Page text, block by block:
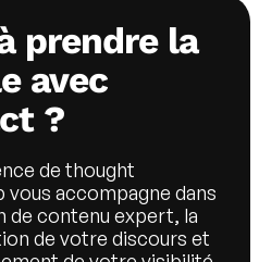
prendre la
avec
?
de thought
vous accompagne dans
de contenu expert, la
de votre discours et